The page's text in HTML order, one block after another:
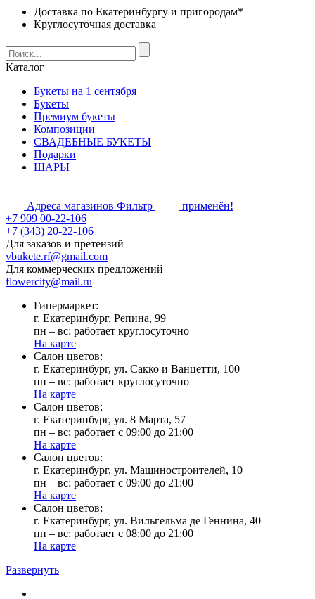
Доставка по Екатеринбургу и пригородам*
Круглосуточная доставка
Каталог
Букеты на 1 сентября
Букеты
Премиум букеты
Композиции
СВАДЕБНЫЕ БУКЕТЫ
Подарки
ШАРЫ
Адреса магазинов Фильтр
применён!
+7 909 00-22-106
+7 (343) 20-22-106
Для заказов и претензий
vbukete.rf@gmail.com
Для коммерческих предложений
flowercity@mail.ru
Гипермаркет:
г. Екатеринбург, Репина, 99
пн – вс: работает круглосуточно
На карте
Cалон цветов:
г. Екатеринбург, ул. Сакко и Ванцетти, 100
пн – вс: работает круглосуточно
На карте
Cалон цветов:
г. Екатеринбург, ул. 8 Марта, 57
пн – вс: работает с 09:00 до 21:00
На карте
Cалон цветов:
г. Екатеринбург, ул. Машиностроителей, 10
пн – вс: работает с 09:00 до 21:00
На карте
Cалон цветов:
г. Екатеринбург, ул. Вильгельма де Геннина, 40
пн – вс: работает с 08:00 до 21:00
На карте
Развернуть